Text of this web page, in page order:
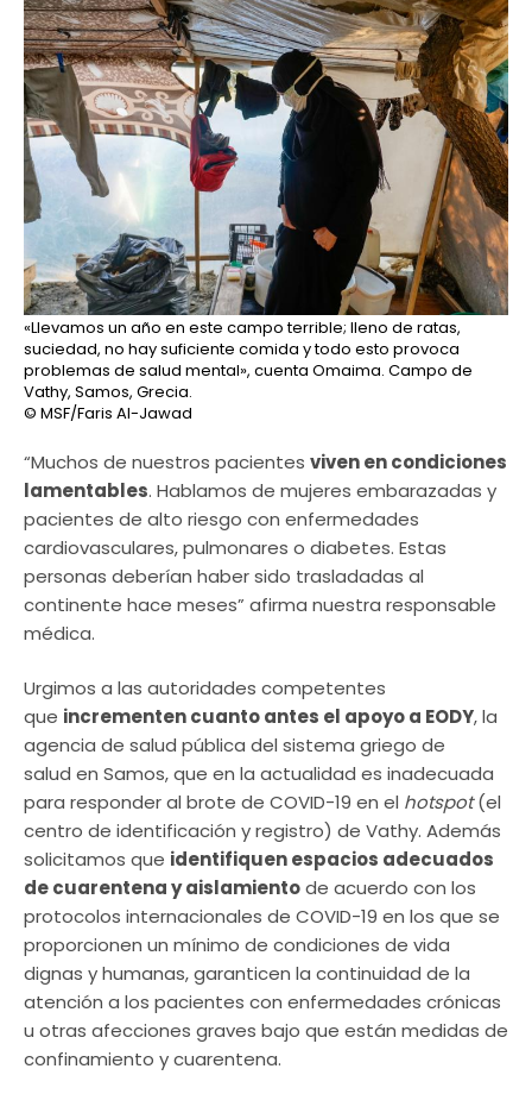
«Llevamos un año en este campo terrible; lleno de ratas,
suciedad, no hay suficiente comida y todo esto provoca
problemas de salud mental», cuenta Omaima. Campo de
Vathy, Samos, Grecia.
© MSF/Faris Al-Jawad
“Muchos de nuestros pacientes viven en condiciones
lamentables. Hablamos de mujeres embarazadas y
pacientes de alto riesgo con enfermedades
cardiovasculares, pulmonares o diabetes. Estas
personas deberían haber sido trasladadas al
continente hace meses” afirma nuestra responsable
médica.
Urgimos a las autoridades competentes
que incrementen cuanto antes el apoyo a EODY, la
agencia de salud pública del sistema griego de
salud en Samos, que en la actualidad es inadecuada
para responder al brote de COVID-19 en el hotspot(el
centro de identificación y registro) de Vathy. Además
solicitamos que identifiquen espacios adecuados
de cuarentena y aislamientode acuerdo con los
protocolos internacionales de COVID-19 en los que se
proporcionen un mínimo de condiciones de vida
dignas y humanas, garanticen la continuidad de la
atención a los pacientes con enfermedades crónicas
u otras afecciones graves bajo que están medidas de
confinamiento y cuarentena.